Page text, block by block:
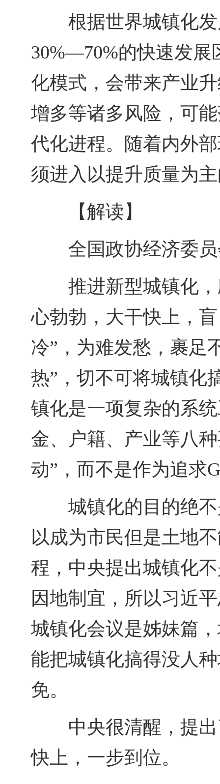
根据世界城镇化
30%—70%的快速发展
化模式，会带来产业
增多等诸多风险，可
代化进程。随着内外
须进入以提升质量为
【解读】
全国政协经济委
推进新型城镇化
心勃勃，大干快上，
冷”，为难发愁，裹足
热”，切不可将城镇化
镇化是一项复杂的系
金、户籍、产业等八
动”，而不是作为追求
城镇化的目的绝
以成为市民但是土地
程，中央提出城镇化
因地制宜，所以习近
城镇化会议是姊妹篇
能把城镇化搞得没人
免。
中央很清醒，提
快上，一步到位。